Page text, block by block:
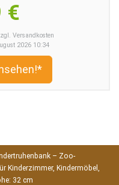
€
Versandkosten
2026 10:34
– Zoo-
Kinderzimmer, Kindermöbel,
32 cm